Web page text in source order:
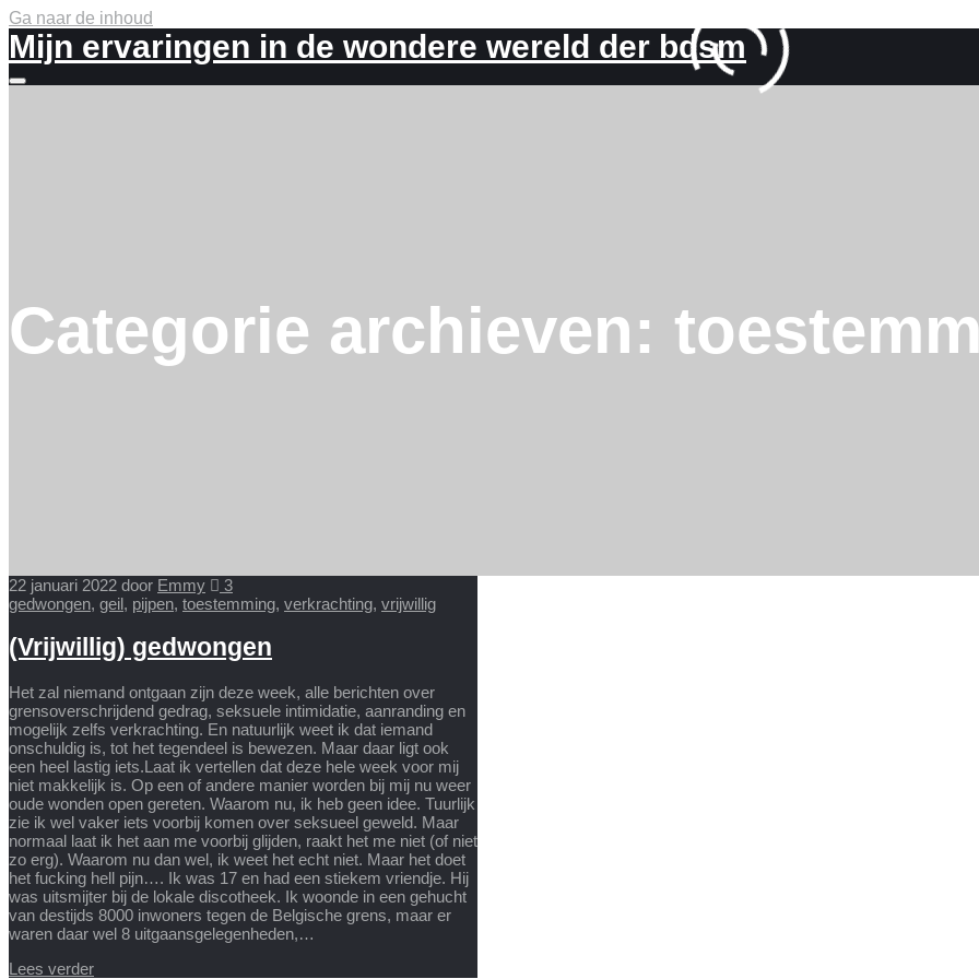
Ga naar de inhoud
Mijn ervaringen in de wondere wereld der bdsm
Meer
Categorie archieven:
22 januari 2022 door Emmy
3
gedwongen, geil, pijpen, toestemming, verkrachting, vrijwillig
(Vrijwillig) gedwongen
Het zal niemand ontgaan zijn deze week, alle berichten over
grensoverschrijdend gedrag, seksuele intimidatie, aanranding en
mogelijk zelfs verkrachting. En natuurlijk weet ik dat iemand
onschuldig is, tot het tegendeel is bewezen. Maar daar ligt ook
een heel lastig iets.Laat ik vertellen dat deze hele week voor mij
niet makkelijk is. Op een of andere manier worden bij mij nu weer
oude wonden open gereten. Waarom nu, ik heb geen idee. Tuurlijk
zie ik wel vaker iets voorbij komen over seksueel geweld. Maar
normaal laat ik het aan me voorbij glijden, raakt het me niet (of niet
zo erg). Waarom nu dan wel, ik weet het echt niet. Maar het doet
het fucking hell pijn…. Ik was 17 en had een stiekem vriendje. Hij
was uitsmijter bij de lokale discotheek. Ik woonde in een gehucht
van destijds 8000 inwoners tegen de Belgische grens, maar er
waren daar wel 8 uitgaansgelegenheden,…
Lees verder